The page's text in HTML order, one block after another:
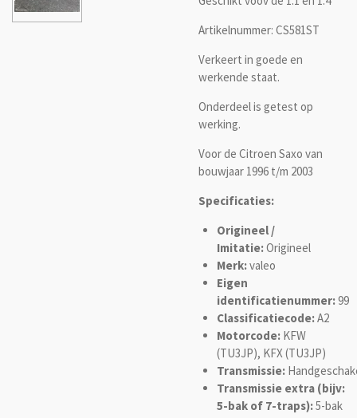
Artikelnummer: CS581ST
Verkeert in goede en
werkende staat.
Onderdeel is getest op
werking.
Voor de Citroen Saxo van
bouwjaar 1996 t/m 2003
Specificaties:
Origineel /
Imitatie:Origineel
Merk:valeo
Eigen
identificatienummer:99
Classificatiecode:A2
Motorcode: KFW
(TU3JP), KFX (TU3JP)
Transmissie:
Transmissie extra (bijv:
5-bak of 7-traps):5-bak